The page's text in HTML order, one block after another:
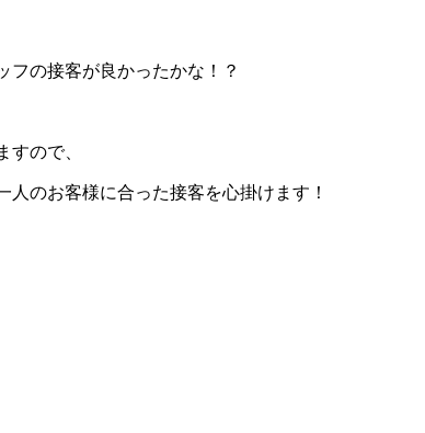
フの接客が良かったかな！？
すので、
人のお客様に合った接客を心掛けます！